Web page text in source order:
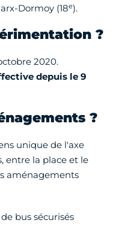
Dormoy (18e).
?
2020.
depuis le 9
?
unique de l'axe
entre la place et le
aménagements
bus sécurisés